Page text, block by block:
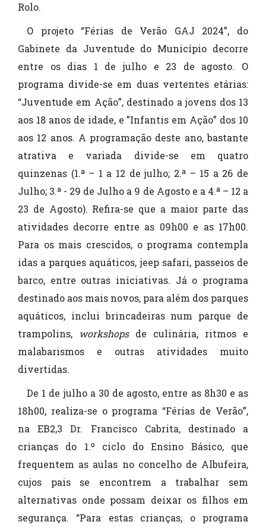
Rolo.
O projeto “Férias de Verão GAJ 2024”, do
Gabinete da Juventude do Município decorre
entre os dias 1 de julho e 23 de agosto. O
programa divide-se em duas vertentes etárias:
“Juventude em Ação”, destinado a jovens dos 13
aos 18 anos de idade, e ”Infantis em Ação” dos 10
aos 12 anos. A programação deste ano, bastante
atrativa e variada divide-se em quatro
quinzenas (1.ª – 1 a 12 de julho; 2.ª – 15 a 26 de
Julho; 3.ª - 29 de Julho a 9 de Agosto e a 4.ª – 12 a
23 de Agosto). Refira-se que a maior parte das
atividades decorre entre as 09h00 e as 17h00.
Para os mais crescidos, o programa contempla
idas a parques aquáticos, jeep safari, passeios de
barco, entre outras iniciativas. Já o programa
destinado aos mais novos, para além dos parques
aquáticos, inclui brincadeiras num parque de
trampolins, workshopsde culinária, ritmos e
malabarismos e outras atividades muito
divertidas.
De 1 de julho a 30 de agosto, entre as 8h30 e as
18h00, realiza-se o programa “Férias de Verão”,
na EB2,3 Dr. Francisco Cabrita, destinado a
crianças do 1.º ciclo do Ensino Básico, que
frequentem as aulas no concelho de Albufeira,
cujos pais se encontrem a trabalhar sem
alternativas onde possam deixar os filhos em
segurança. “Para estas crianças, o programa